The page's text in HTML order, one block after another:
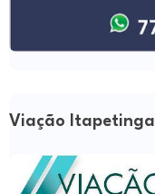
Viação Itapetinga